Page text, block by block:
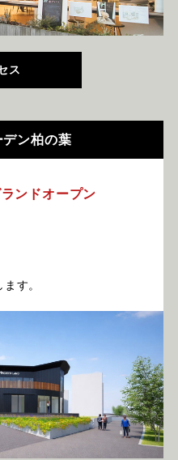
ス
デン柏の葉
ンドオープン
す。